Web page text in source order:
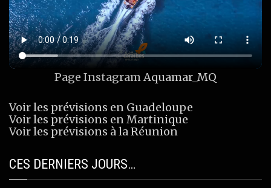
Page InstagramAquamar_MQ
Voir les prévisions en Guadeloupe
Voir les prévisions en Martinique
Voir les prévisions à la Réunion
CES DERNIERS JOURS…